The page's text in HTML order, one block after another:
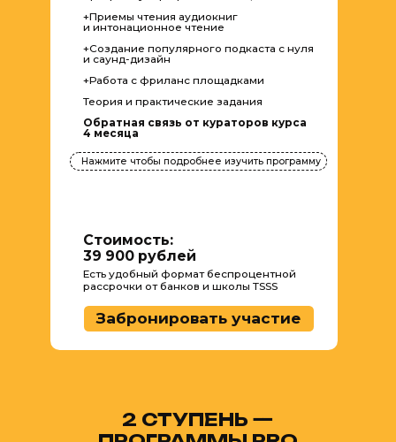
Учитесь озвучке уже сейчас,
а оплачивайте потом!
ДО 24 МЕСЯЦЕВ